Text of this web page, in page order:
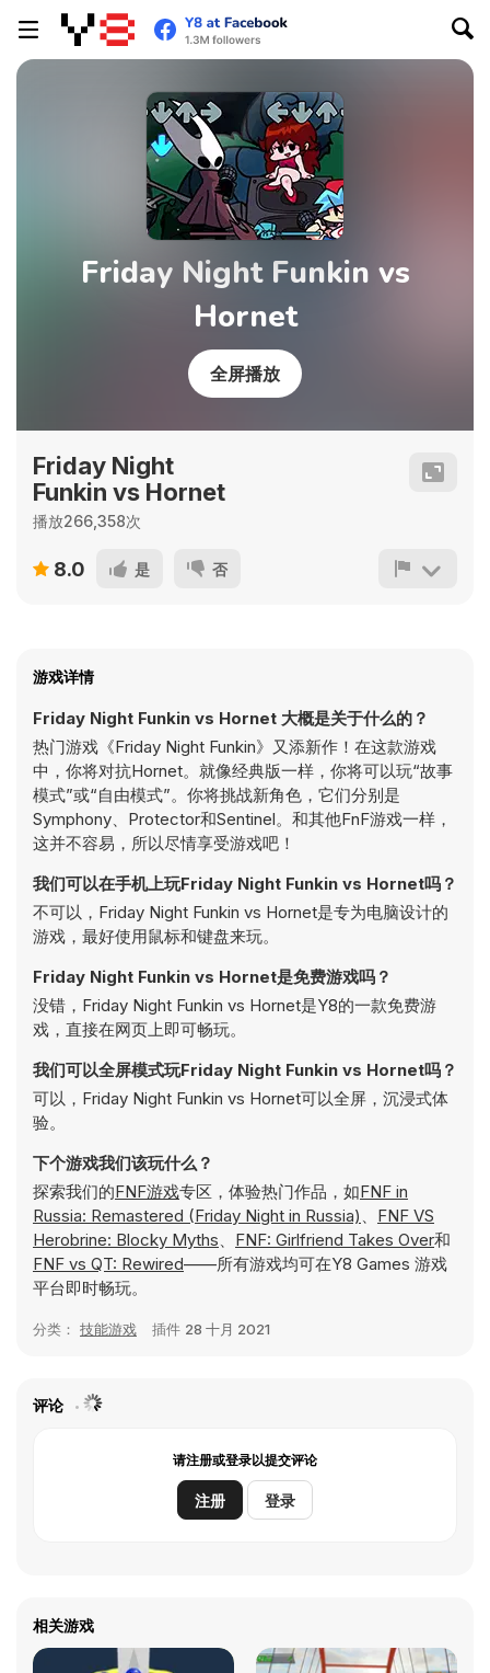
Friday Night Funkin vs
Hornet
全屏播放
Friday Night
Funkin vs Hornet
播放266,358次
8.0 是 否
游戏详情
Friday Night Funkin vs Hornet 大概是关于什么的？
热门游戏《Friday Night Funkin》又添新作！在这款游戏
中，你将对抗Hornet。就像经典版一样，你将可以玩“故事
模式”或“自由模式”。你将挑战新角色，它们分别是
Symphony、Protector和Sentinel。和其他FnF游戏一样，
这并不容易，所以尽情享受游戏吧！
我们可以在手机上玩Friday Night Funkin vs Hornet吗？
不可以，Friday Night Funkin vs Hornet是专为电脑设计的
游戏，最好使用鼠标和键盘来玩。
Friday Night Funkin vs Hornet是免费游戏吗？
没错，Friday Night Funkin vs Hornet是Y8的一款免费游
戏，直接在网页上即可畅玩。
我们可以全屏模式玩Friday Night Funkin vs Hornet吗？
可以，Friday Night Funkin vs Hornet可以全屏，沉浸式体
验。
下个游戏我们该玩什么？
探索我们的FNF游戏专区，体验热门作品，如FNF in
Russia: Remastered (Friday Night in Russia) 、 FNF VS
Herobrine: Blocky Myths、 FNF: Girlfriend Takes Over和
FNF vs QT: Rewired——所有游戏均可在Y8 Games 游戏
平台即时畅玩。
分类： 技能游戏 插件 28 十月 2021
评论
请注册或登录以提交评论
注册 登录
相关游戏